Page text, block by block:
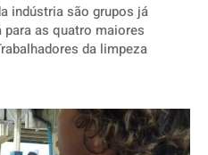
indústria são grupos já
as quatro maiores